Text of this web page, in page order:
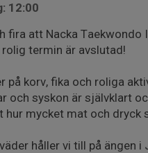
12:00
fira att Nacka
rolig termin är avslutad!
på korv, fika och roliga
och syskon är självklart
hur mycket mat och dryck
håller vi till på ängen